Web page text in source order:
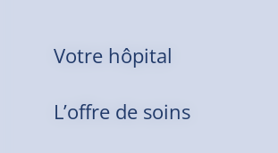
Votre hôpital
L’offre de soins